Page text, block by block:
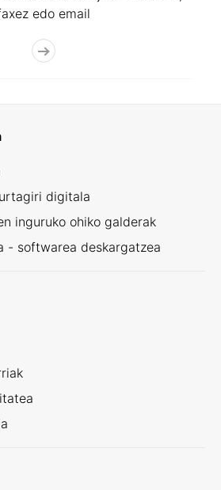
edo email
digitala
inguruko ohiko galderak
- softwarea deskargatzea